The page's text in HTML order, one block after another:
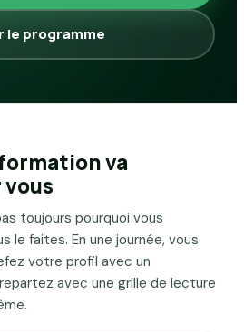
le programme
va
toujours pourquoi vous
le faites. En une journée, vous
votre profil avec un
avec une grille de lecture